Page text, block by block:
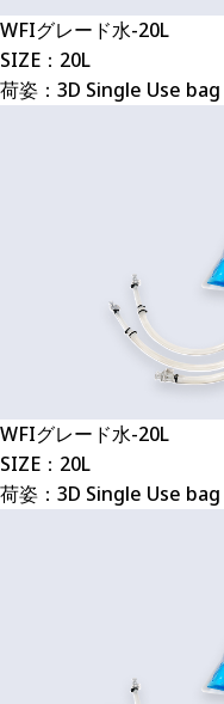
WFIグレード水-20L
SIZE：20L
荷姿：3D Single Use bag
WFIグレード水-20L
SIZE：20L
荷姿：3D Single Use bag